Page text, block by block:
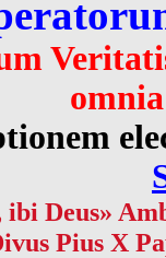
Deus»
Pius X